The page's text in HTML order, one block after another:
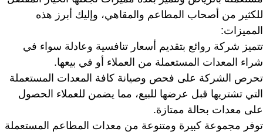
للكثير من أصحاب المطاعم والمقاهي، وإليك أبرز هذه
المميزات:
تتميز شركة روائع بتقديم أسعار تنافسية وعادلة سواء في
شراء المعدات المستعملة من العملاء أو في بيعها.
تحرص الشركة على فحص وصيانة كافة المعدات المستعملة
التي تشتريها قبل عرضها للبيع، مما يضمن للعملاء الحصول
على معدات بحالة ممتازة.
توفر مجموعة كبيرة ومتنوعة من معدات المطاعم المستعملة